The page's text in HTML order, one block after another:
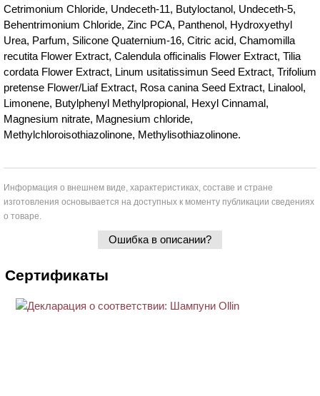
Cetrimonium Chloride, Undeceth-11, Butyloctanol, Undeceth-5,
Behentrimonium Chloride, Zinc PCA, Panthenol, Hydroxyethyl
Urea, Parfum, Silicone Quaternium-16, Citric acid, Chamomilla
recutita Flower Extract, Calendula officinalis Flower Extract, Tilia
cordata Flower Extract, Linum usitatissimun Seed Extract, Trifolium
pretense Flower/Liaf Extract, Rosa canina Seed Extract, Linalool,
Limonene, Butylphenyl Methylpropional, Hexyl Cinnamal,
Magnesium nitrate, Magnesium chloride,
Methylchloroisothiazolinone, Methylisothiazolinone.
Информация о внешнем виде, характеристиках, составе и стране
изготовления основывается на доступных к моменту публикации сведениях
о товаре.
Ошибка в описании?
Сертификаты